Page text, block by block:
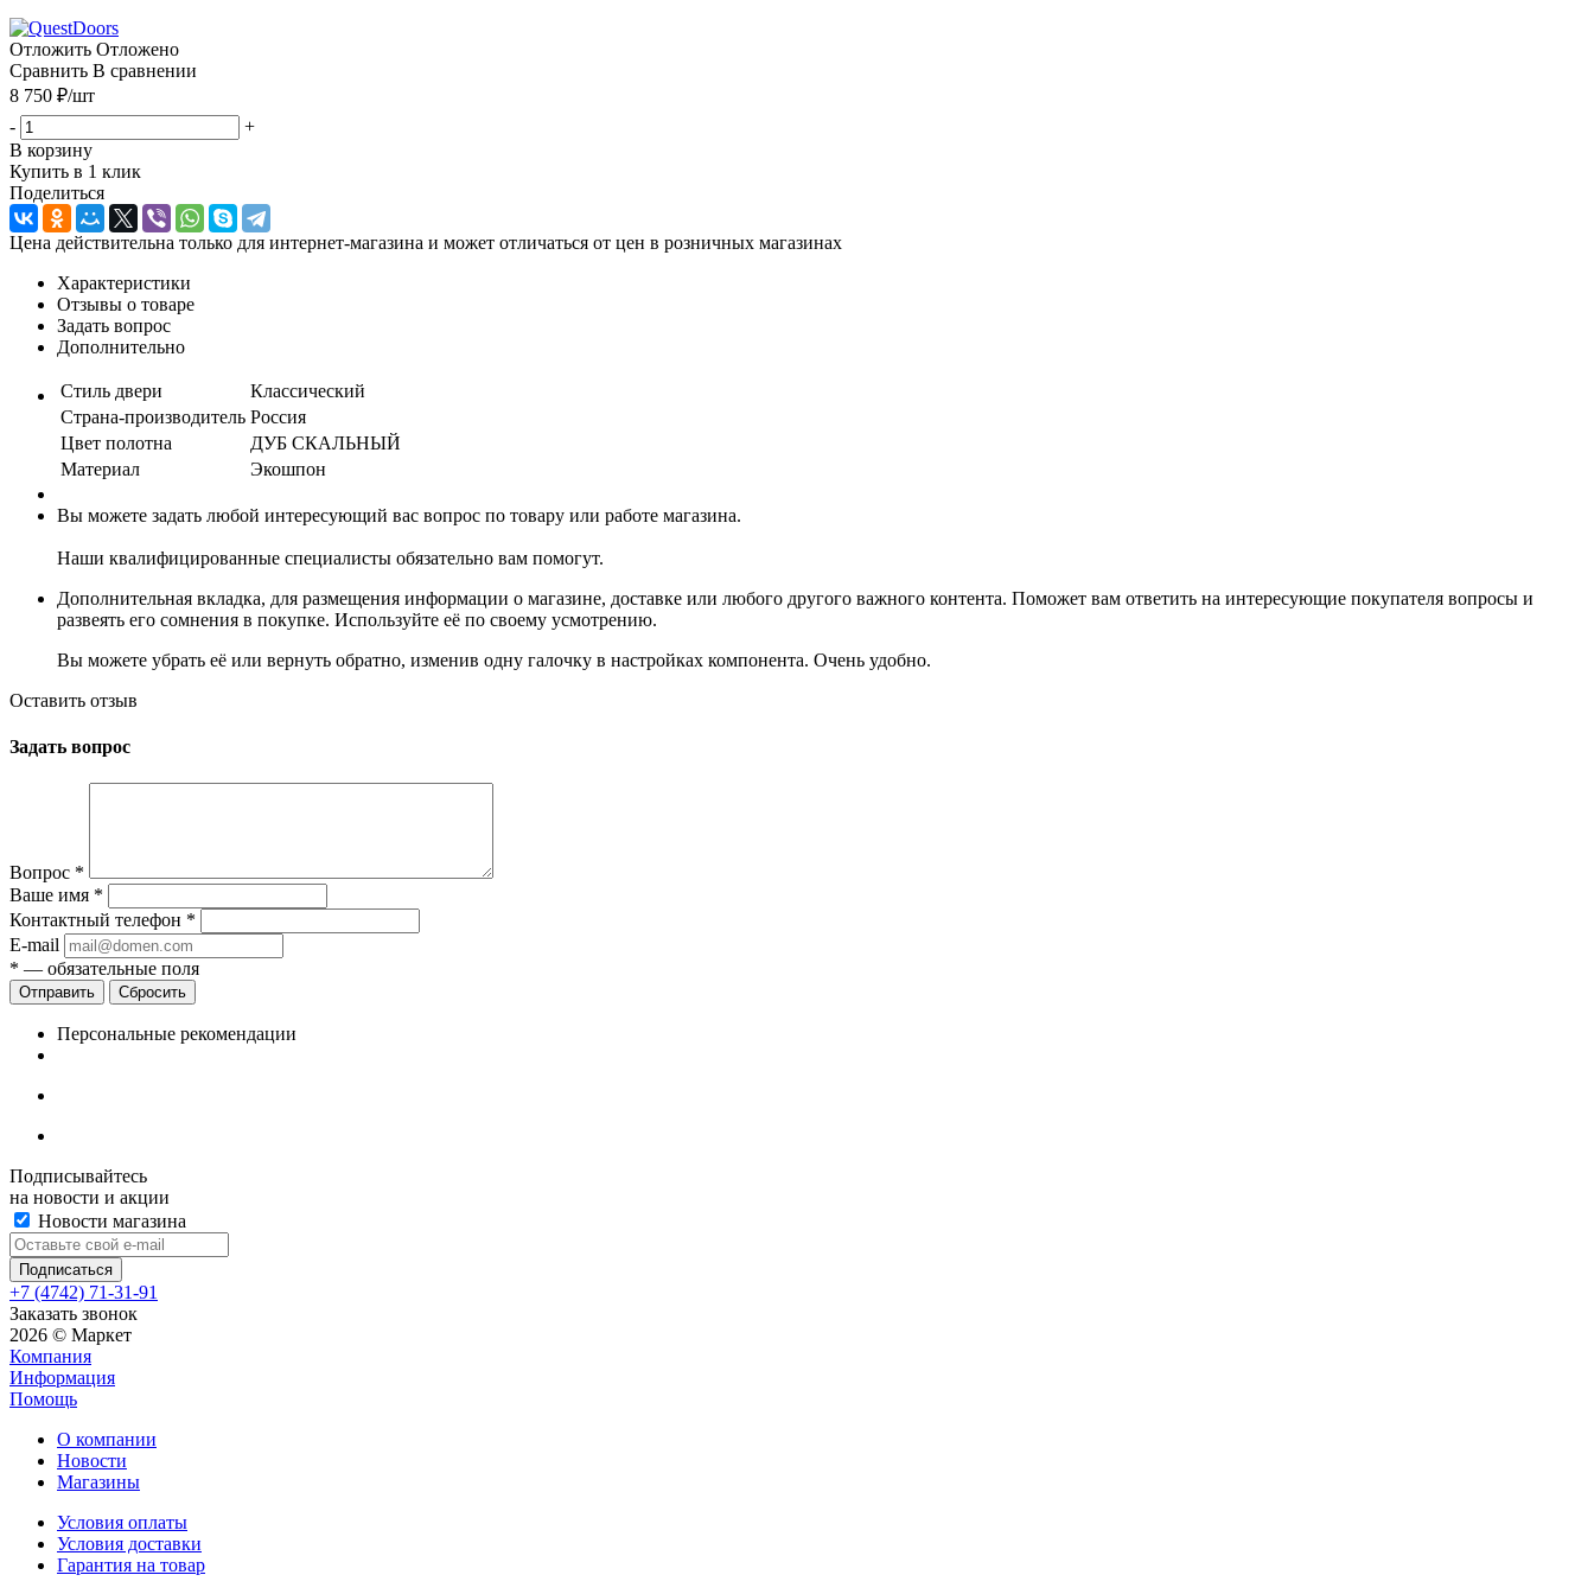
Отложить Отложено
Сравнить В сравнении
8 750 ₽/шт
-
+
В корзину
Купить в 1 клик
Поделиться
Цена действительна только для интернет-магазина и может отличаться от цен в розничных магазинах
Характеристики
Отзывы о товаре
Задать вопрос
Дополнительно
Стиль двери
Классический
Страна-производитель Россия
Цвет полотна
ДУБ СКАЛЬНЫЙ
Материал
Экошпон
Вы можете задать любой интересующий вас вопрос по товару или работе магазина.
Наши квалифицированные специалисты обязательно вам помогут.
Дополнительная вкладка, для размещения информации о магазине, доставке или любого другого важного контента. Поможет вам ответить на интересующие покупателя вопросы и
развеять его сомнения в покупке. Используйте её по своему усмотрению.
Вы можете убрать её или вернуть обратно, изменив одну галочку в настройках компонента. Очень удобно.
Оставить отзыв
Задать вопрос
Вопрос *
Ваше имя *
Контактный телефон *
E-mail
* — обязательные поля
Сбросить
Персональные рекомендации
Подписывайтесь
на новости и акции
Новости магазина
+7 (4742) 71-31-91
Заказать звонок
2026 © Маркет
Компания
Информация
Помощь
О компании
Новости
Магазины
Условия оплаты
Условия доставки
Гарантия на товар